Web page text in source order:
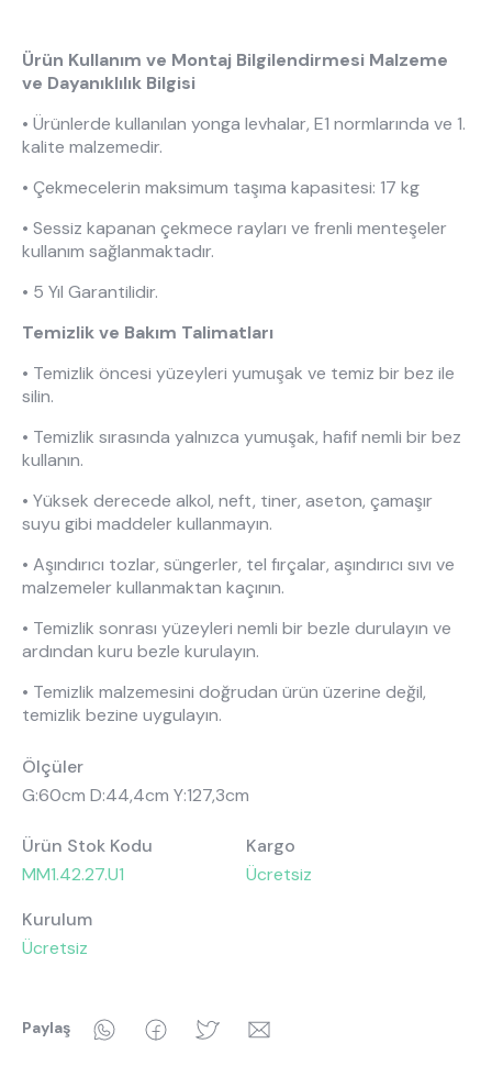
444 8 543
Ürün Kullanım ve Montaj Bilgilendirmesi Malzeme
ve Dayanıklılık Bilgisi
• Ürünlerde kullanılan yonga levhalar, E1 normlarında ve 1.
kalite malzemedir.
• Çekmecelerin maksimum taşıma kapasitesi: 17 kg
• Sessiz kapanan çekmece rayları ve frenli menteşeler
kullanım sağlanmaktadır.
• 5 Yıl Garantilidir.
Temizlik ve Bakım Talimatları
• Temizlik öncesi yüzeyleri yumuşak ve temiz bir bez ile
silin.
• Temizlik sırasında yalnızca yumuşak, hafif nemli bir bez
kullanın.
• Yüksek derecede alkol, neft, tiner, aseton, çamaşır
suyu gibi maddeler kullanmayın.
• Aşındırıcı tozlar, süngerler, tel fırçalar, aşındırıcı sıvı ve
malzemeler kullanmaktan kaçının.
• Temizlik sonrası yüzeyleri nemli bir bezle durulayın ve
ardından kuru bezle kurulayın.
• Temizlik malzemesini doğrudan ürün üzerine değil,
temizlik bezine uygulayın.
Ölçüler
G:60cm D:44,4cm Y:127,3cm
Ürün Stok Kodu
MM1.42.27.U1
Kargo
Ücretsiz
Kurulum
Ücretsiz
Paylaş WhatsAppFacebookTwitter